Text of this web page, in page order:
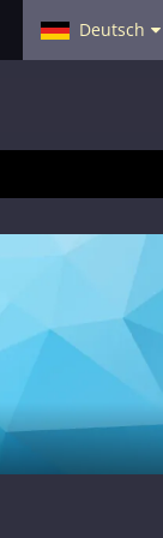
Hilfe
Deutsch